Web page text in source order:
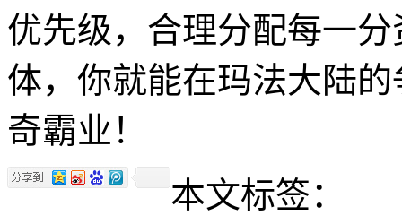
优先级，合理分配每一
体，你就能在玛法大陆
奇霸业！
本文标签：